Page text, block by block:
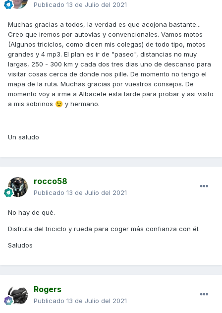
Publicado 13 de Julio del 2021
Muchas gracias a todos, la verdad es que acojona bastante...
Creo que iremos por autovias y convencionales. Vamos motos
(Algunos triciclos, como dicen mis colegas) de todo tipo, motos
grandes y 4 mp3. El plan es ir de "paseo", distancias no muy
largas, 250 - 300 km y cada dos tres dias uno de descanso para
visitar cosas cerca de donde nos pille. De momento no tengo el
mapa de la ruta. Muchas gracias por vuestros consejos. De
momento voy a irme a Albacete esta tarde para probar y asi visito
a mis sobrinos 😉 y hermano.
Un saludo
rocco58
Publicado 13 de Julio del 2021
No hay de qué.
Disfruta del triciclo y rueda para coger más confianza con él.
Saludos
Rogers
Publicado 13 de Julio del 2021